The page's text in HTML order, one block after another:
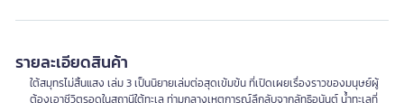
รายละเอียดสินค้า
ใต้สมุทรไม่สิ้นแสง เล่ม 3 เป็นนิยายเล่มต่อสุดเข้มข้น ที่เปิดเผยเรื่องราวของมนุษย์ผู้
ต้องเอาชีวิตรอดในสถานีใต้ทะเล ท่ามกลางเหตุการณ์ลึกลับจากลัทธิอนันต์ น้ำทะเลที่